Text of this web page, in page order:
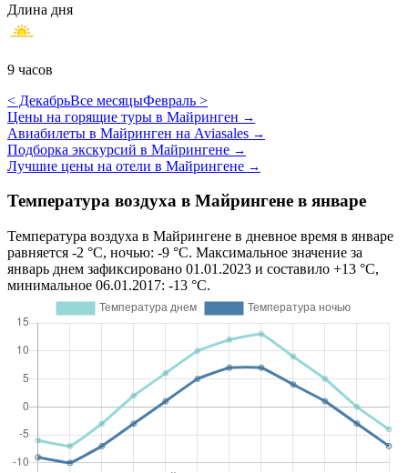
Длина дня
9 часов
< ДекабрьВсе месяцыФевраль >
Цены на горящие туры в Майринген →
Авиабилеты в Майринген на Aviasales →
Подборка экскурсий в Майрингене →
Лучшие цены на отели в Майрингене →
Температура воздуха в Майрингене в январе
Температура воздуха в Майрингене в дневное время в январе
равняется -2 °C, ночью: -9 °C. Максимальное значение за
январь днем зафиксировано 01.01.2023 и составило +13 °C,
минимальное 06.01.2017: -13 °C.